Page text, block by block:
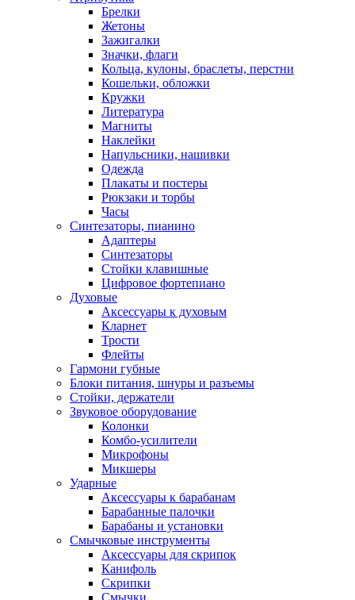
Брелки
Жетоны
Зажигалки
Значки, флаги
Кольца, кулоны, браслеты, перстни
Кошельки, обложки
Кружки
Литература
Магниты
Наклейки
Напульсники, нашивки
Одежда
Плакаты и постеры
Рюкзаки и торбы
Часы
Синтезаторы, пианино
Адаптеры
Синтезаторы
Стойки клавишные
Цифровое фортепиано
Духовые
Аксессуары к духовым
Кларнет
Трости
Флейты
Гармони губные
Блоки питания, шнуры и разъемы
Стойки, держатели
Звуковое оборудование
Колонки
Комбо-усилители
Микрофоны
Микшеры
Ударные
Аксессуары к барабанам
Барабанные палочки
Барабаны и установки
Смычковые инструменты
Аксессуары для скрипок
Канифоль
Скрипки
Смычки